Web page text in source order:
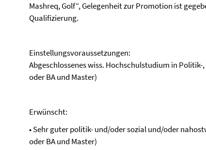
Mashreq, Golf“, Gelegenheit zur Promotion ist
Qualifizierung.
Einstellungsvoraussetzungen:
Abgeschlossenes wiss. Hochschulstudium in
oder BA und Master)
Erwünscht:
• Sehr guter politik- und/oder sozial und/oder
oder BA und Master)